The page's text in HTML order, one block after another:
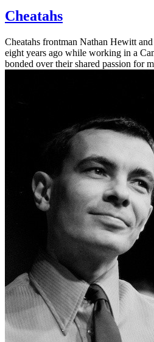
Cheatahs
Cheatahs frontman Nathan Hewitt
eight years ago while working in a
bonded over their shared passion for